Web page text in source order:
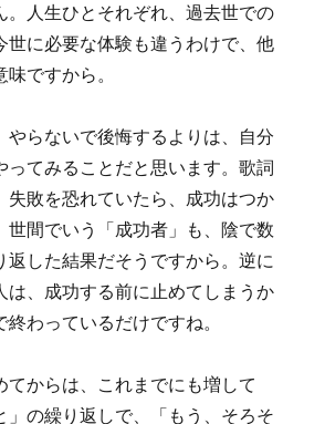
。人生ひとそれぞれ、過去世での
世に必要な体験も違うわけで、他
ですから。
やらないで後悔するよりは、自分
ってみることだと思います。歌詞
失敗を恐れていたら、成功はつか
世間でいう「成功者」も、陰で数
返した結果だそうですから。逆に
は、成功する前に止めてしまうか
わっているだけですね。
てからは、これまでにも増して
」の繰り返しで、「もう、そろそ